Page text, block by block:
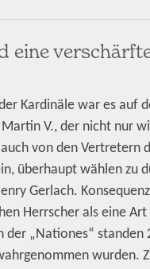
eine
Kardinäle war es auf
V., der nicht nur
von den Vertretern
überhaupt wählen zu
Gerlach.
Herrscher als eine
„Nationes“ standen
wurden.